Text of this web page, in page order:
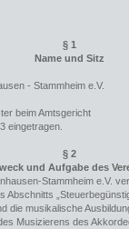
§ 1
Name und Sitz
- Stammheim e.V.
beim Amtsgericht
eingetragen.
§ 2
und Aufgabe des
Stammheim e.V.
Abschnitts
die musikalische
Musizierens des